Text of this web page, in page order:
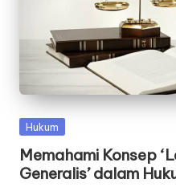
Posted
Hukum
Memahami Konsep
Generalis’ dalam